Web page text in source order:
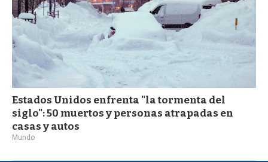
Estados Unidos enfrenta "la tormenta del
siglo": 50 muertos y personas atrapadas en
casas y autos
Mundo